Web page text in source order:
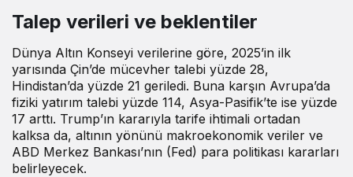
Talep verileri ve beklentiler
Dünya Altın Konseyi verilerine göre, 2025’in ilk
yarısında Çin’de mücevher talebi yüzde 28,
Hindistan’da yüzde 21 geriledi. Buna karşın Avrupa’da
fiziki yatırım talebi yüzde 114, Asya-Pasifik’te ise yüzde
17 arttı. Trump’ın kararıyla tarife ihtimali ortadan
kalksa da, altının yönünü makroekonomik veriler ve
ABD Merkez Bankası’nın (Fed) para politikası kararları
belirleyecek.